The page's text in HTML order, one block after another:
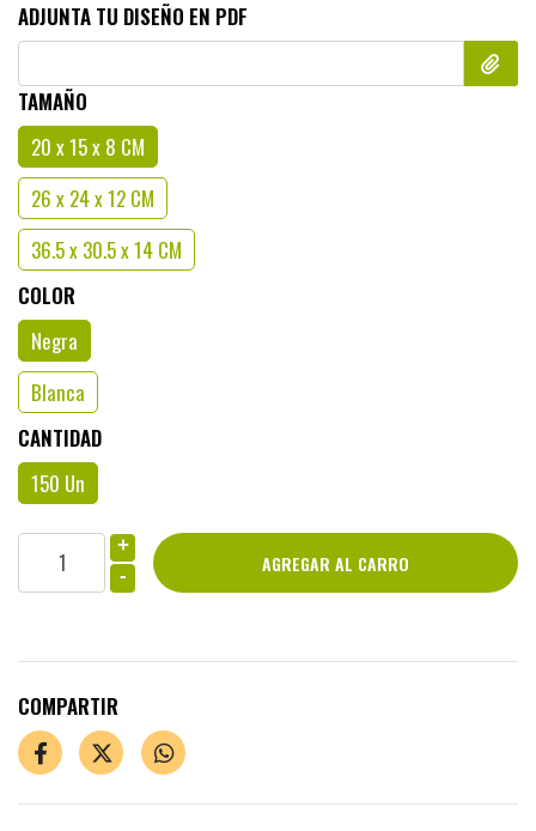
ADJUNTA TU DISEÑO EN PDF
TAMAÑO
20 x 15 x 8 CM
26 x 24 x 12 CM
36.5 x 30.5 x 14 CM
COLOR
Negra
Blanca
CANTIDAD
150 Un
+
-
COMPARTIR